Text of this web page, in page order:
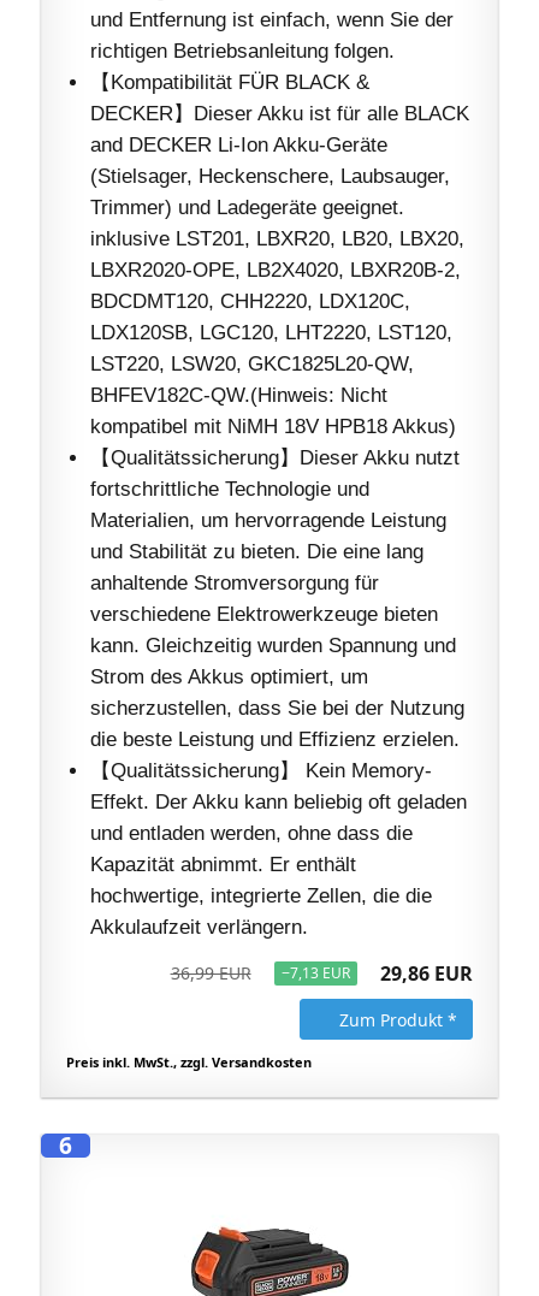
und Entfernung ist einfach, wenn Sie der
richtigen Betriebsanleitung folgen.
【Kompatibilität FÜR BLACK &
DECKER】Dieser Akku ist für alle BLACK
and DECKER Li-Ion Akku-Geräte
(Stielsager, Heckenschere, Laubsauger,
Trimmer) und Ladegeräte geeignet.
inklusive LST201, LBXR20, LB20, LBX20,
LBXR2020-OPE, LB2X4020, LBXR20B-2,
BDCDMT120, CHH2220, LDX120C,
LDX120SB, LGC120, LHT2220, LST120,
LST220, LSW20, GKC1825L20-QW,
BHFEV182C-QW.(Hinweis: Nicht
kompatibel mit NiMH 18V HPB18 Akkus)
【Qualitätssicherung】Dieser Akku nutzt
fortschrittliche Technologie und
Materialien, um hervorragende Leistung
und Stabilität zu bieten. Die eine lang
anhaltende Stromversorgung für
verschiedene Elektrowerkzeuge bieten
kann. Gleichzeitig wurden Spannung und
Strom des Akkus optimiert, um
sicherzustellen, dass Sie bei der Nutzung
die beste Leistung und Effizienz erzielen.
【Qualitätssicherung】 Kein Memory-
Effekt. Der Akku kann beliebig oft geladen
und entladen werden, ohne dass die
Kapazität abnimmt. Er enthält
hochwertige, integrierte Zellen, die die
Akkulaufzeit verlängern.
36,99 EUR −7,13 EUR 29,86 EUR
Zum Produkt *
Preis inkl. MwSt., zzgl. Versandkosten
6